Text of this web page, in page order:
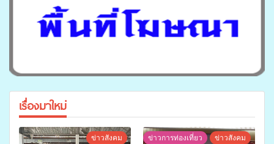
เรื่องมาใหม่
ข่าวสังคม ข่าวการท่องเที่ยว
ข่าวสังคม